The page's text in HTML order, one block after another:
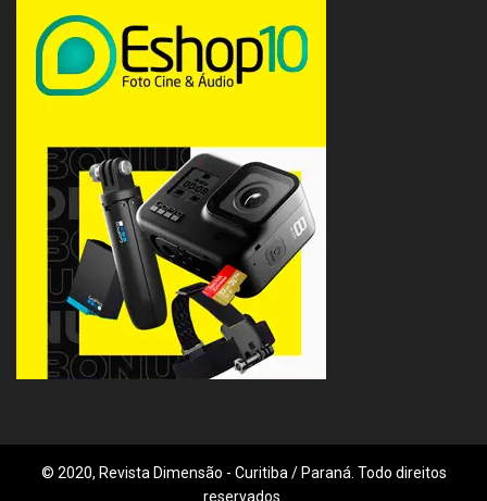
© 2020, Revista Dimensão - Curitiba / Paraná. Todo direitos
reservados.